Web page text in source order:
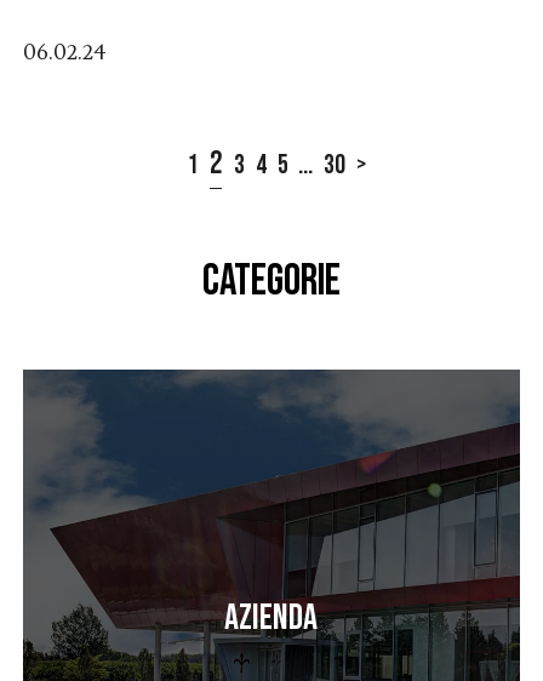
06.02.24
1 2 3 4 5 ... 30 >
CATEGORIE
Azienda